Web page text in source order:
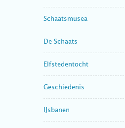
Schaatsmusea
De Schaats
Elfstedentocht
Geschiedenis
IJsbanen